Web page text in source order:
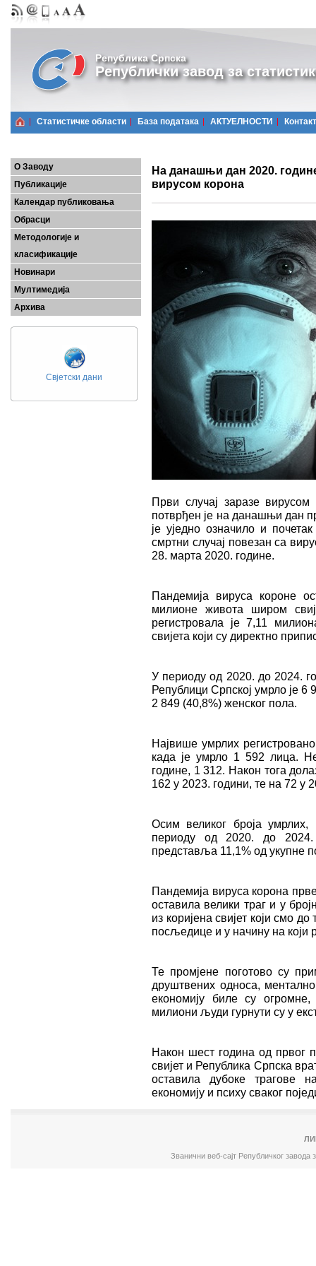
Република Српска
Републички завод за
Статистичке области Базa података АКТУЕЛНОСТИ Контакт
О Заводу
Публикације
Календар публиковања
Обрасци
Методологије и
класификације
Новинари
Мултимедија
Архива
Свјетски дани
На данашњи дан 2020.
вирусом корона
Први случај заразе
потврђен је на данашњи дан
је уједно означило и
смртни случај повезан са
28. марта 2020. године.
Пандемија вируса короне
милионе живота широм
регистровала је 7,11
свијета који су директно
У периоду од 2020. до 2024.
Републици Српској умрло је 6
2 849 (40,8%) женског пола.
Највише умрлих
када је умрло 1 592 лица.
године, 1 312. Након тога
162 у 2023. години, те на 72 у
Осим великог броја
периоду од 2020. до 2024.
представља 11,1% од укупне
Пандемија вируса корона
оставила велики траг и у
из коријена свијет који смо
посљедице и у начину на
Те промјене поготово су
друштвених односа,
економију биле су
милиони људи гурнути су у
Након шест година од првог
свијет и Република Српска
оставила дубоке трагове
економију и психу сваког
Званични веб-сајт Републичког